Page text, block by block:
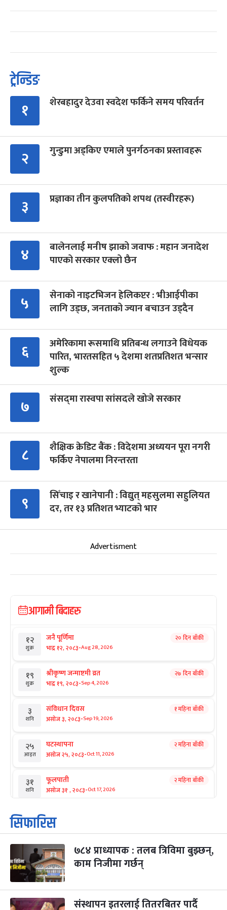
ट्रेन्डिङ
१ शेरबहादुर देउवा स्वदेश फर्किने समय परिवर्तन
२ गुन्डुमा अड्किए एमाले पुनर्गठनका प्रस्तावहरू
३ प्रज्ञाका तीन कुलपतिको शपथ (तस्वीरहरू)
४
बालेनलाई मनीष झाको जवाफ : महान जनादेश
पाएको सरकार एक्लो छैन
५
सेनाको नाइटभिजन हेलिकप्टर : भीआईपीका
लागि उड्छ, जनताको ज्यान बचाउन उड्दैन
६
अमेरिकामा रूसमाथि प्रतिबन्ध लगाउने विधेयक
पारित, भारतसहित ५ देशमा शतप्रतिशत भन्सार
शुल्क
७ संसद्‍मा रास्वपा सांसदले खोजे सरकार
८
शैक्षिक क्रेडिट बैंक : विदेशमा अध्ययन पूरा नगरी
फर्किए नेपालमा निरन्तरता
९
सिँचाइ र खानेपानी : विद्युत् महसुलमा सहुलियत
दर, तर १३ प्रतिशत भ्याटको भार
Advertisment
आगामी बिदाहरु
१२
शुक्र
जनै पूर्णिमा
भाद्र १२, २०८३-Aug 28, 2026
२० दिन बाँकी
१९
शुक्र
श्रीकृष्ण जन्माष्टमी व्रत
भाद्र १९, २०८३-Sep 4, 2026
२७ दिन बाँकी
३
शनि
संविधान दिवस
असोज ३, २०८३-Sep 19, 2026
१ महिना बाँकी
२५
आइत
घटस्थापना
असोज २५, २०८३-Oct 11, 2026
२ महिना बाँकी
३१
शनि
फूलपाती
असोज ३१ , २०८३-Oct 17, 2026
२ महिना बाँकी
१
आइत
कार्तिक सङ्क्रान्ति
कार्तिक १, २०८३
३
मंगल
महानवमी
कार्तिक ३, २०८३-Oct 20, 2026
२ महिना बाँकी
४
बुध कार्तिक ४, २०८३
सिफारिस
७८४ प्राध्यापक : तलब त्रिविमा बुझ्छन्,
काम निजीमा गर्छन्
संस्थापन इतरलाई तितरबितर पार्दै